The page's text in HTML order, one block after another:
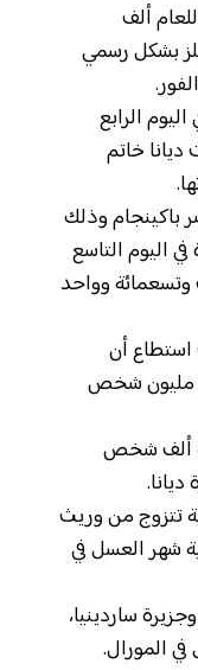
ألف
بشكل رسمي
الرابع
خاتم
باكينجام وذلك
اليوم التاسع
وواحد
أن
مليون شخص
ألف شخص
تتزوج من وريث
شهر العسل في
ساردينيا،
المورال.